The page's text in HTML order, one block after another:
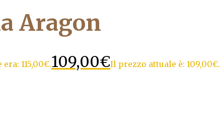
Aragon
115,00€.109,00€Il prezzo attuale è: 109,00€.